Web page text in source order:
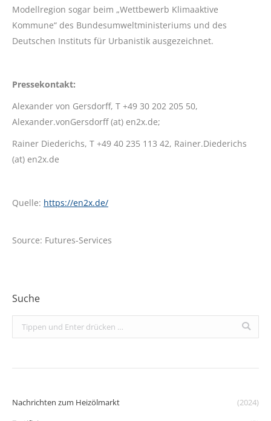
Modellregion sogar beim „Wettbewerb Klimaaktive
Kommune“ des Bundesumweltministeriums und des
Deutschen Instituts für Urbanistik ausgezeichnet.
Pressekontakt:
Alexander von Gersdorff, T +49 30 202 205 50,
Alexander.vonGersdorff (at) en2x.de;
Rainer Diederichs, T +49 40 235 113 42, Rainer.Diederichs
(at) en2x.de
Quelle: https://en2x.de/
Source: Futures-Services
Suche
Search:
Nachrichten zum Heizölmarkt
(2024)